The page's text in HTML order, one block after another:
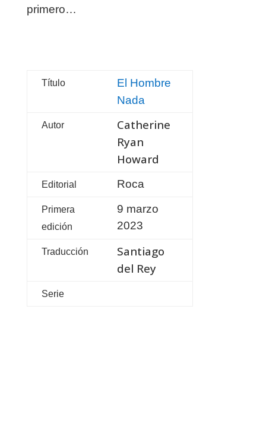
primero…
Título
El Hombre
Nada
Autor
Catherine
Ryan
Howard
Editorial Roca
Primera
edición
9 marzo
2023
Traducción
Santiago
del Rey
Serie